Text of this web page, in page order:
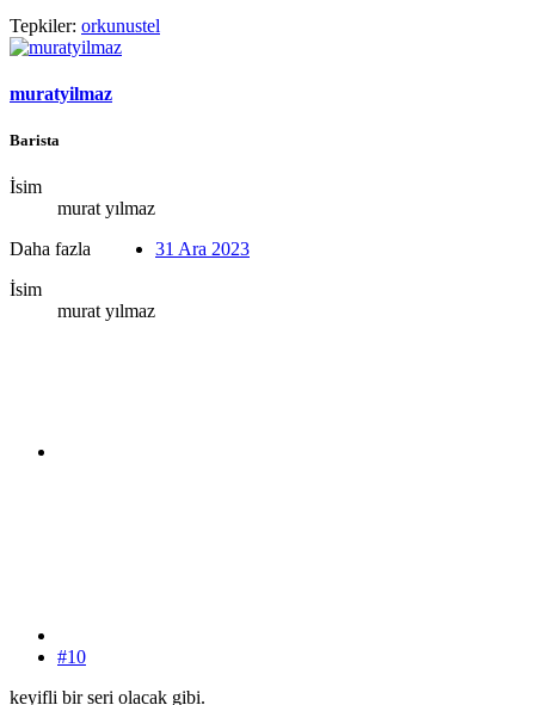
Tepkiler: orkunustel
muratyilmaz
Barista
İsim
murat yılmaz
Daha fazla
İsim
murat yılmaz
31 Ara 2023
#10
keyifli bir seri olacak gibi.